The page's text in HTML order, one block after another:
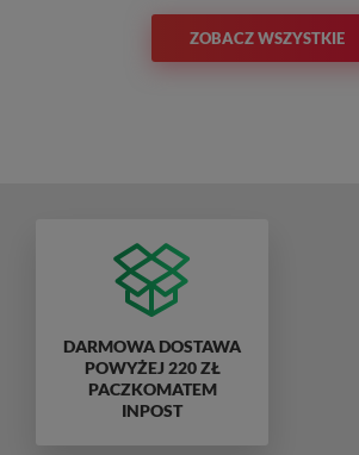
ZOBACZ WSZYSTKIE
DARMOWA DOSTAWA
POWYŻEJ 220 ZŁ
PACZKOMATEM
INPOST